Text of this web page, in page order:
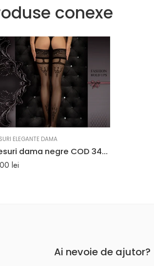
conexe
ELEGANTE DAMA
Dresuri dama negre COD 344 cu model dantelat floral
lei
Ai nevoie de ajutor?